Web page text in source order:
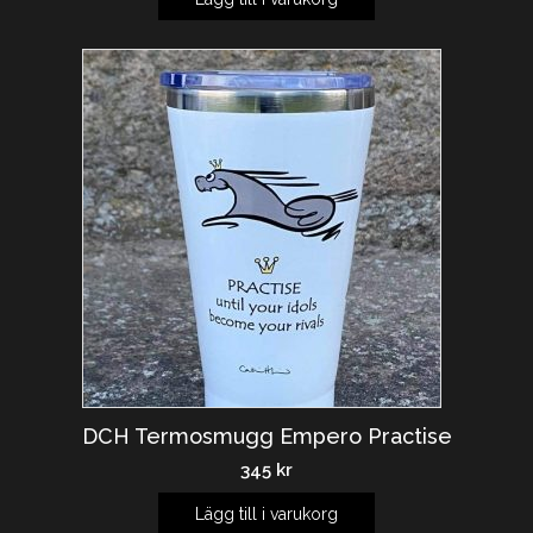
DCH Termosmugg Empero Practise
345 kr
Lägg till i varukorg